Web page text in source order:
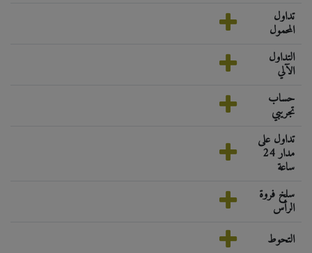
تداول
المحمول
التداول
الآلي
حساب
تجريبي
تداول على
مدار 24
ساعة
سلخ فروة
الرأس
التحوط